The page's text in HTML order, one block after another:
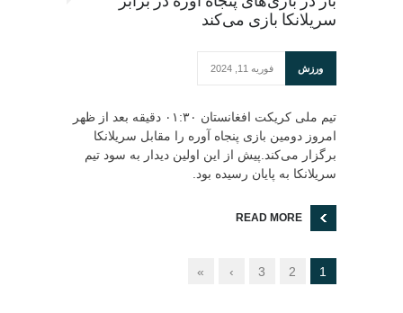
سریلانکا بازی می‌کند
ورزش فوریه 11, 2024
تیم ملی کریکت افغانستان ۰۱:۳۰ دقیقه بعد از ظهر
امروز دومین بازی پنجاه آوره را مقابل سریلانکا
برگزار می‌کند.پیش از این اولین دیدار به سود تیم
سریلانکا به پایان رسیده بود.
READ MORE
1
2
3
›
»